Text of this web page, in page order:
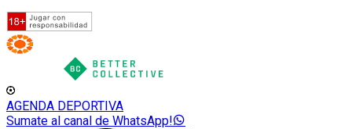
AGENDA DEPORTIVA
Sumate al canal de WhatsApp!